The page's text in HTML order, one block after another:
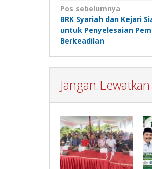
Navigasi
pos
Pos sebelumnya
BRK Syariah dan Kejari
untuk Penyelesaian
Berkeadilan
Jangan Lewatkan